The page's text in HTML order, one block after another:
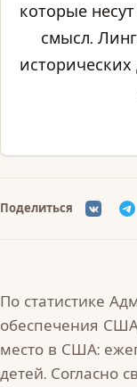
которые
смысл.
исторических
Поделиться
По статистике
обеспечения
место в США:
детей. Согласно